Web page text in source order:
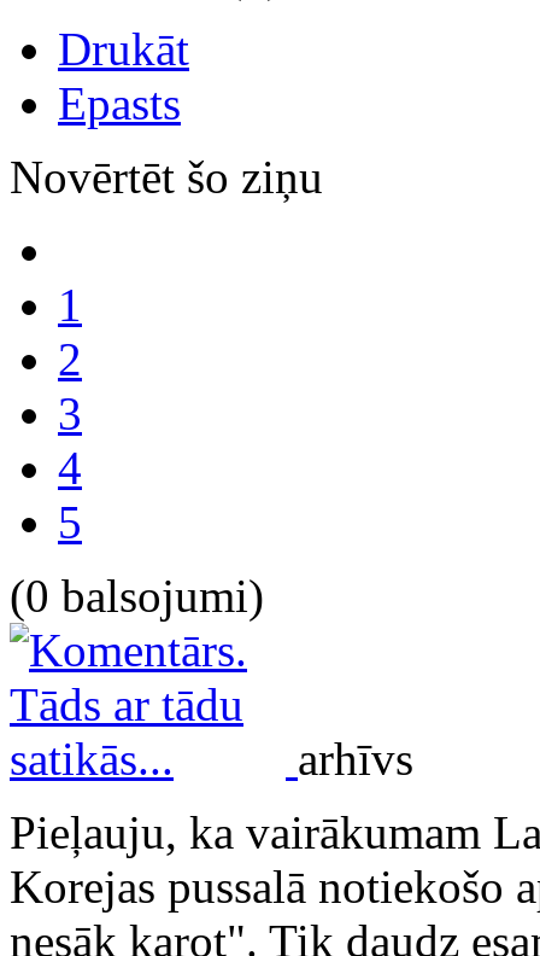
Drukāt
Epasts
Novērtēt šo ziņu
1
2
3
4
5
(0 balsojumi)
arhīvs
Pieļauju, ka vairākumam
Korejas pussalā notiekošo
nesāk karot". Tik daudz